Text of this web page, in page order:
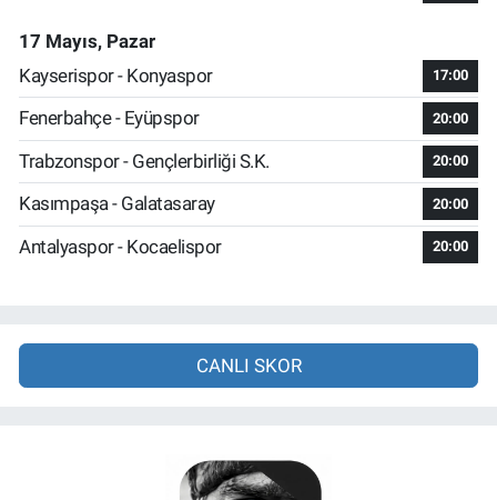
17 Mayıs, Pazar
Kayserispor - Konyaspor
17:00
Fenerbahçe - Eyüpspor 20:00
Trabzonspor - Gençlerbirliği S.K. 20:00
Kasımpaşa - Galatasaray 20:00
Antalyaspor - Kocaelispor 20:00
CANLI SKOR